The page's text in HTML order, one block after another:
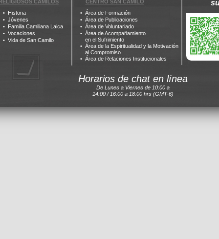
CAMILOS
Historia
Jóvenes
Familia Camiliana Laica
Vocaciones
Vida de San Camilo
CENTRO SAN CAMILO
Área de Formación
Área de Publicaciones
Área de Voluntariado
Área de Acompañamiento
en el Sufrimiento
Área de la Espiritualidad y la Motivación
al Compromiso
Área de Relaciones Institucionales
Horarios de chat en línea
De Lunes a Viernes de 10:00 a
14:00 / 16:00 a 18:00 hrs (GMT-6)